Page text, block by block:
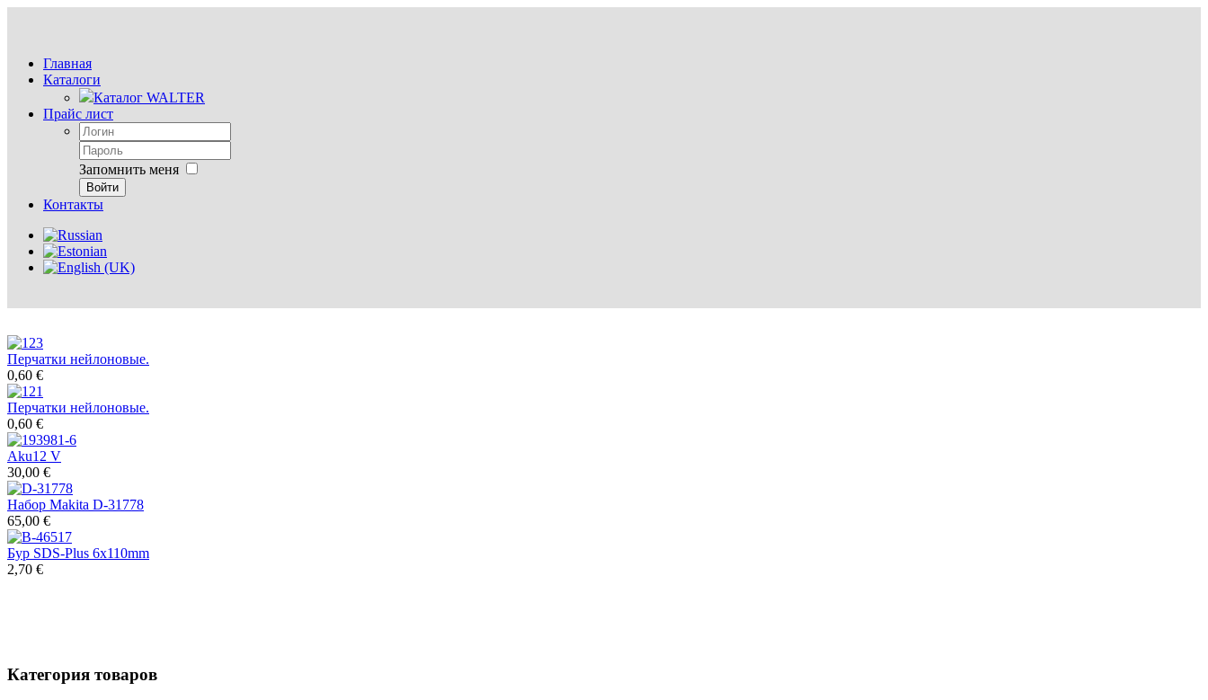
Главная
Каталоги
Каталог WALTER
Прайс лист
Запомнить меня
Войти
Контакты
Перчатки нейлоновые.
0,60 €
Перчатки нейлоновые.
0,60 €
Aku12 V
30,00 €
Набор Makita D-31778
65,00 €
Бур SDS-Plus 6x110mm
2,70 €
Категория товаров